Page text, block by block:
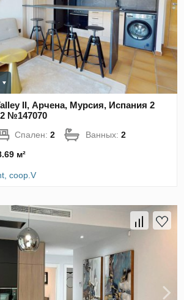
II, Арчена, Мурсия, Испания 2
№147070
Спален:2 Ванных:2
м²
coop.V